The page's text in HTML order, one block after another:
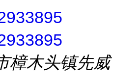
樟木头镇先威